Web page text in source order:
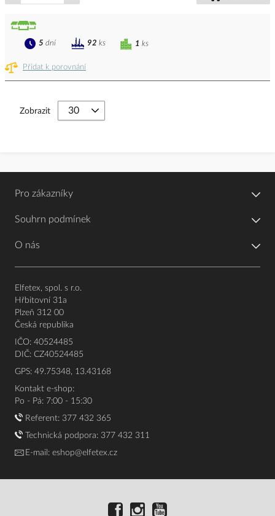
Přidat k porovnání
1 ks
5 dní 92 ks
Zobrazit
Pro zákazníky
Souhrn podmínek
O nás
Elfetex, spol. s r.o.
Hřbitovní 31a
Plzeň 312 00
Česká republika
IČO: 40524485
DIČ: CZ40524485
GPS: 49.75348, 13.43168
Kontakt e-shop:
Po - Pá: 7:00 - 15:30
Referent: 377 432 365
Technická podpora: 377 432 311
E-mail: eshop@elfetex.cz